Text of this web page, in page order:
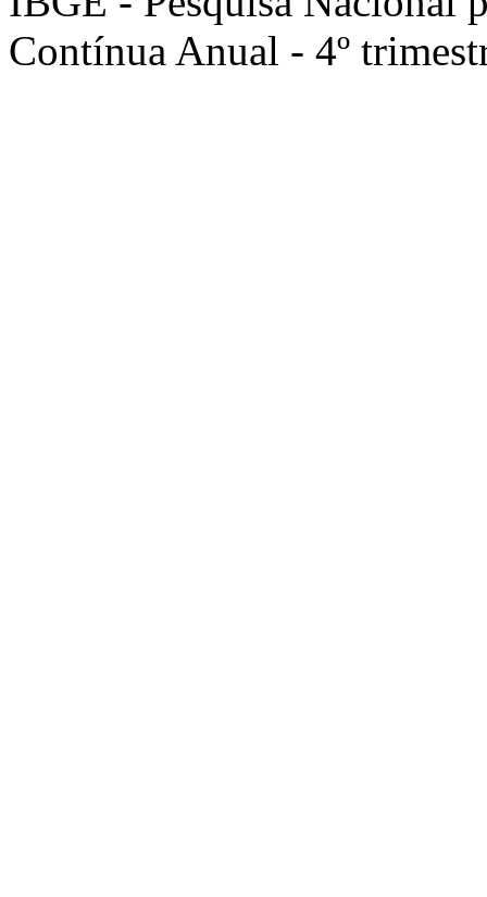
Contínua Anual - 4º